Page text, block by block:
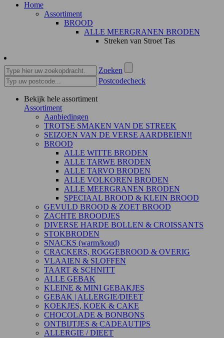
Home
Assortiment
BROOD
ALLE MEERGRANEN BRODEN
Streken van Stroet Tas
Zoeken
Postcodecheck
Bekijk hele assortiment
Assortiment
Aanbiedingen
TROTSE SMAKEN VAN DE STREEK
SEIZOEN VAN DE VERSE AARDBEIEN!!
BROOD
ALLE WITTE BRODEN
ALLE TARWE BRODEN
ALLE TARVO BRODEN
ALLE VOLKOREN BRODEN
ALLE MEERGRANEN BRODEN
SPECIAAL BROOD & KLEIN BROOD
GEVULD BROOD & ZOET BROOD
ZACHTE BROODJES
DIVERSE HARDE BOLLEN & CROISSANTS
STOKBRODEN
SNACKS (warm/koud)
CRACKERS, ROGGEBROOD & OVERIG
VLAAIEN & SLOFFEN
TAART & SCHNITT
ALLE GEBAK
KLEINE & MINI GEBAKJES
GEBAK | ALLERGIE/DIEET
KOEKJES, KOEK & CAKE
CHOCOLADE & BONBONS
ONTBIJTJES & CADEAUTIPS
ALLERGIE / DIEET